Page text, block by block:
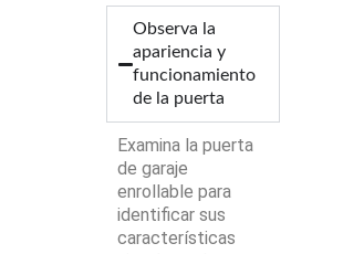
Observa la
apariencia y
funcionamiento
de la puerta
Examina la puerta
de garaje
enrollable para
identificar sus
características